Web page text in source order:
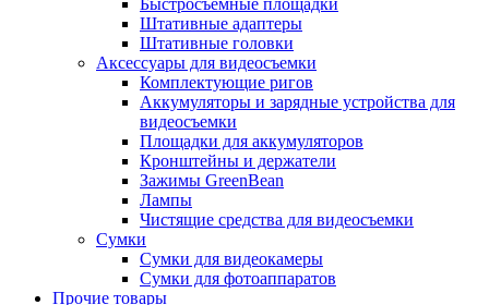
Быстросъемные площадки
Штативные адаптеры
Штативные головки
Аксессуары для видеосъемки
Комплектующие ригов
Аккумуляторы и зарядные устройства для
видеосъемки
Площадки для аккумуляторов
Кронштейны и держатели
Зажимы GreenBean
Лампы
Чистящие средства для видеосъемки
Сумки
Сумки для видеокамеры
Сумки для фотоаппаратов
Прочие товары